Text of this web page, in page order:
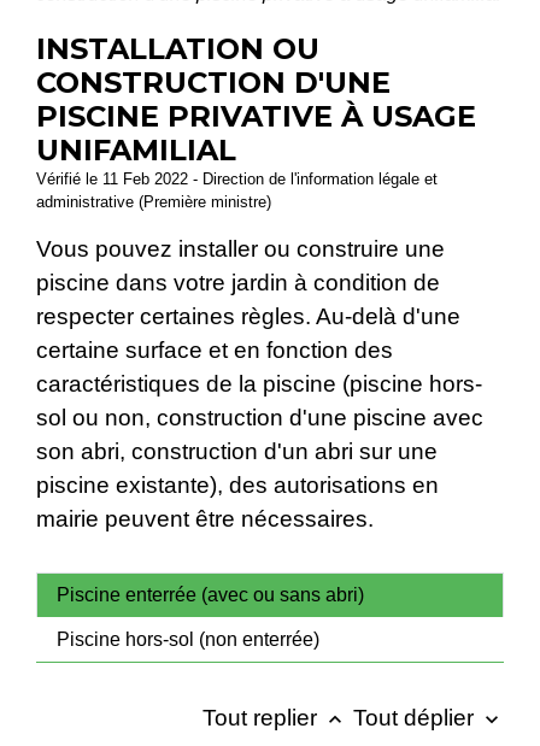
INSTALLATION OU
CONSTRUCTION D'UNE
PISCINE PRIVATIVE À USAGE
UNIFAMILIAL
Vérifié le 11 Feb 2022 - Direction de l'information légale et
administrative (Première ministre)
Vous pouvez installer ou construire une
piscine dans votre jardin à condition de
respecter certaines règles. Au-delà d'une
certaine surface et en fonction des
caractéristiques de la piscine (piscine hors-
sol ou non, construction d'une piscine avec
son abri, construction d'un abri sur une
piscine existante), des autorisations en
mairie peuvent être nécessaires.
Piscine enterrée (avec ou sans abri)
Piscine hors-sol (non enterrée)
Tout replier keyboard_arrow_up Tout déplier keyboard_arrow_down